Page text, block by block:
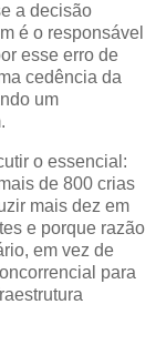
a decisão
é o responsável
esse erro de
cedência da
um
o essencial:
de 800 crias
mais dez em
e porque razão
em vez de
para